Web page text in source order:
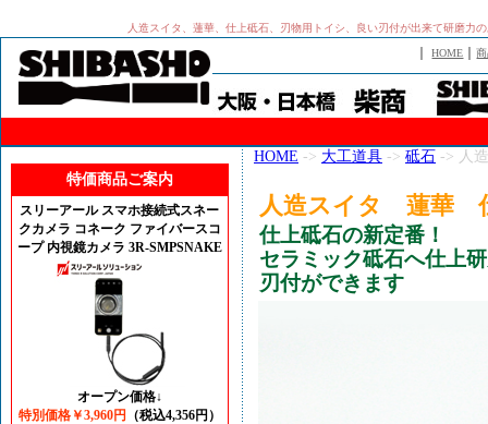
人造スイタ、蓮華、仕上砥石、刃物用トイシ、良い刃付が出来て研磨
｜HOME ｜
特価商品ご案内
スリーアール スマホ接続式スネー
クカメラ コネーク ファイバースコ
ープ 内視鏡カメラ 3R-SMPSNAKE
オープン価格↓
特別価格￥3,960円
（税込4,356円）
HOME -> 大工道具 -> 砥石 -> 人
人造スイタ 蓮華
仕上砥石の新定番！
セラミック砥石へ仕上
刃付ができます